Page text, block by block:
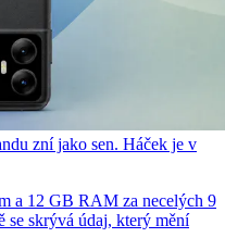
zní jako sen. Háček je v
a 12 GB RAM za necelých 9
se skrývá údaj, který mění